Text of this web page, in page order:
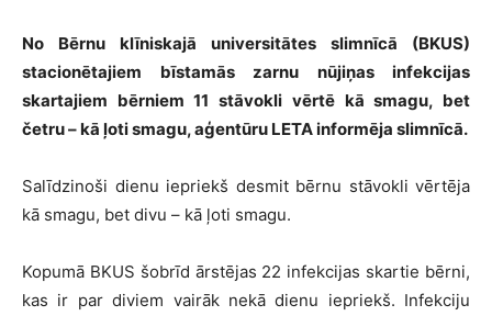
No Bērnu klīniskajā universitātes slimnīcā (BKUS)
stacionētajiem bīstamās zarnu nūjiņas infekcijas
skartajiem bērniem 11 stāvokli vērtē kā smagu, bet
četru – kā ļoti smagu, aģentūru LETA informēja slimnīcā.
Salīdzinoši dienu iepriekš desmit bērnu stāvokli vērtēja
kā smagu, bet divu – kā ļoti smagu.
Kopumā BKUS šobrīd ārstējas 22 infekcijas skartie bērni,
kas ir par diviem vairāk nekā dienu iepriekš. Infekciju